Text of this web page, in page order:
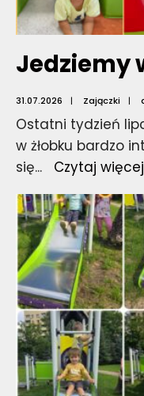
Jedziemy
31.07.2026 | Zajączki |
Ostatni tydzień
w żłobku bardzo
się... Czytaj